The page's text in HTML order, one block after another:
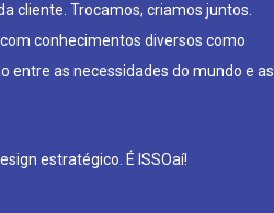
cliente. Trocamos, criamos juntos.
conhecimentos diversos como
entre as necessidades do mundo e as
estratégico. É ISSOaí!